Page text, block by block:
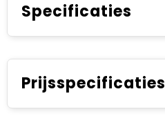
Specificaties
Prijsspecificaties